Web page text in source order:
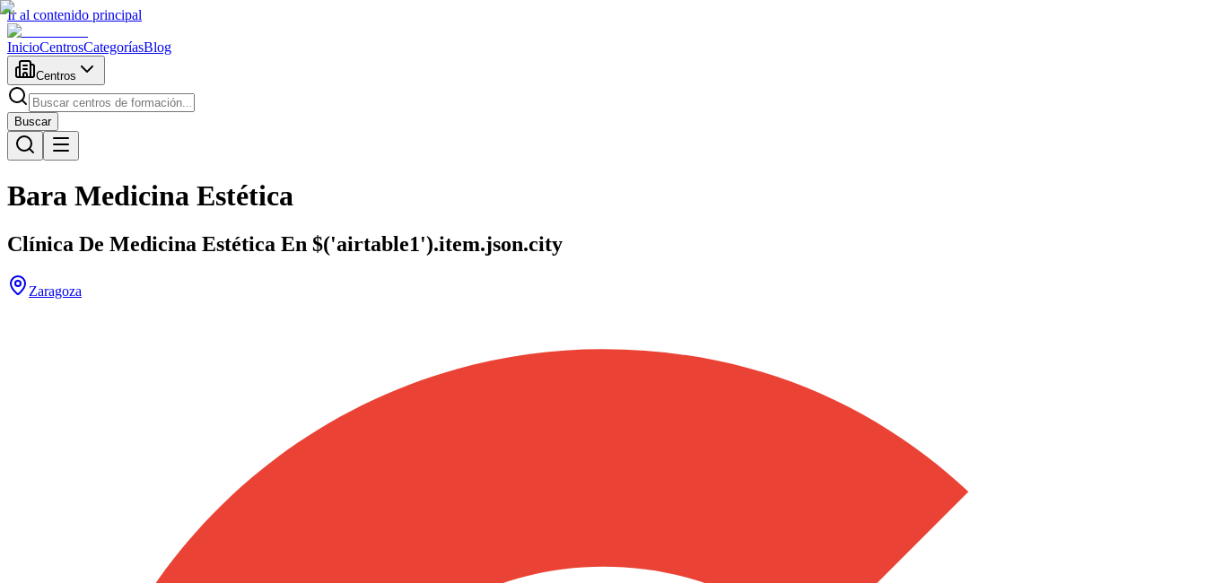
Ir al contenido principal
InicioCentrosCategoríasBlog
Centros
Buscar
Bara Medicina Estética
Clínica De Medicina Estética En $('airtable1').item.json.city
Zaragoza